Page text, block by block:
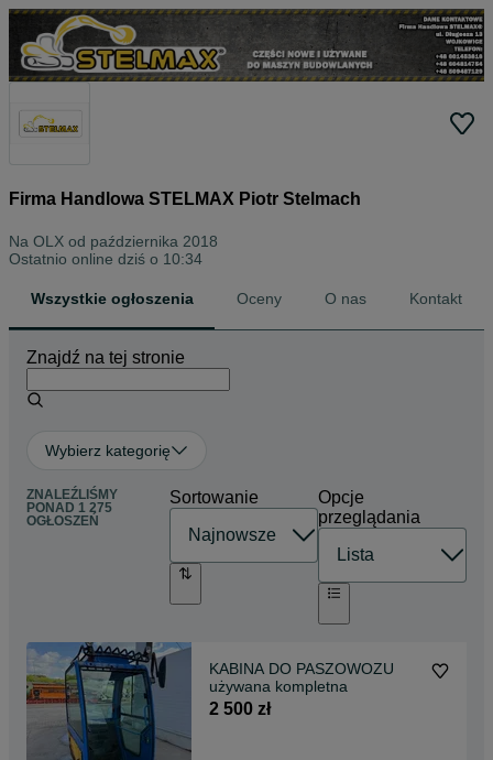
Firma Handlowa STELMAX Piotr Stelmach
Na OLX od października 2018
Ostatnio online dziś o 10:34
Wszystkie ogłoszenia Oceny O nas Kontakt
Znajdź na tej stronie
Wybierz kategorię
ZNALEŹLIŚMY
PONAD 1 275
OGŁOSZEŃ
Sortowanie
Opcje
przeglądania
KABINA DO PASZOWOZU
używana kompletna
2 500 zł